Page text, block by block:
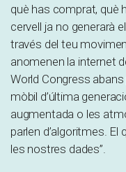
què has comprat, què
cervell ja no generarà
través del teu
anomenen la internet
World Congress
mòbil d’última
augmentada o les
parlen d’algoritmes.
les nostres dades”.